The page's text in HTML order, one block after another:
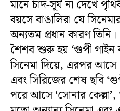
মানে চাঁদ-সূর্য না দেখে
বয়সে বাঙালিরা যে
অন্যতম প্রধান কারণ
শৈশব শুরু হয় ‘গুপী গাইন
সিনেমা দিয়ে, এরপর আসে
এবং সিরিজের শেষ ছবি
পরে আসে ‘সোনার